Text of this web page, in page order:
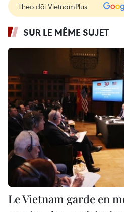
Theo dõi VietnamPlus
SUR LE MÊME SUJET
Le Vietnam garde en